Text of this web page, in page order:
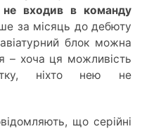
не входив в команду
за місяць до дебюту
блок можна
– хоча ця можливість
ніхто нею не
що серійні